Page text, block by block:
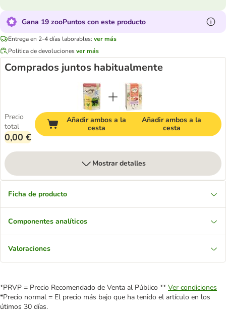
Gana 19 zooPuntos con este producto
Entrega en 2-4 días laborables: ver más
Política de devolucionesver más
Comprados juntos habitualmente
Precio
total
0,00 €
Añadir ambos a la
cesta
Añadir ambos a la
cesta
Mostrar detalles
Ficha de producto
Componentes analíticos
Valoraciones
*PRVP = Precio Recomendado de Venta al Público ** Ver condiciones
*Precio normal = El precio más bajo que ha tenido el artículo en los
útimos 30 días.